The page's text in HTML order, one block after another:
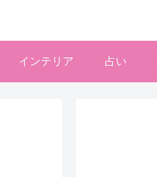
インテリア 占い